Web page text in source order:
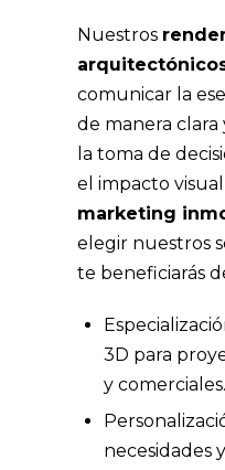
Nuestros
comunicar la
de manera clara
la toma de
el impacto
marketing
elegir nuestros
te beneficiarás
3D para
y comerciales.
necesidades